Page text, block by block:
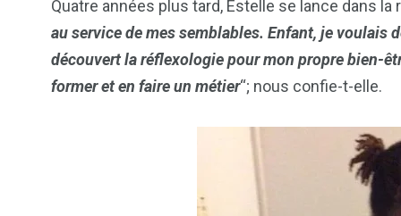
Quatre années plus tard, Estelle se lance dans
au service de mes semblables. Enfant, je voulais
découvert la réflexologie pour mon propre bien-
formeret en faire un métier“; nous confie-t-elle.
1824 1
Wedding